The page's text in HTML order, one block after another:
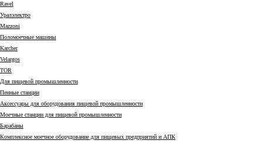
Ravel
Уралэлектро
Mazzoni
Поломоечные машины
Karcher
Velargos
TOR
Для пищевой промышленности
Пенные станции
Аксессуары для оборудования пищевой промышленности
Моечные станции для пищевой промышленности
Барабаны
Комплексное моечное оборудование для пищевых предприятий и АПК